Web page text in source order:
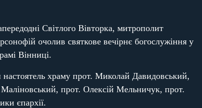
Світлого Вівторка, митрополит
очолив святкове вечірнє богослужіння у
Вінниці.
храму прот. Миколай Давидовський,
прот. Олексій Мельничук, прот.
єпархії.